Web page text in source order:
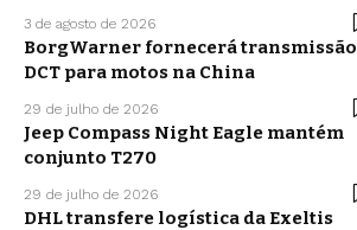
3 de agosto de 2026
BorgWarner fornecerá transmissão
DCT para motos na China
29 de julho de 2026
Jeep Compass Night Eagle mantém
conjunto T270
29 de julho de 2026
DHL transfere logística da Exeltis